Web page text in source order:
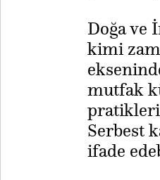
Doğa ve
kimi
mutfak
Serbest
ifade